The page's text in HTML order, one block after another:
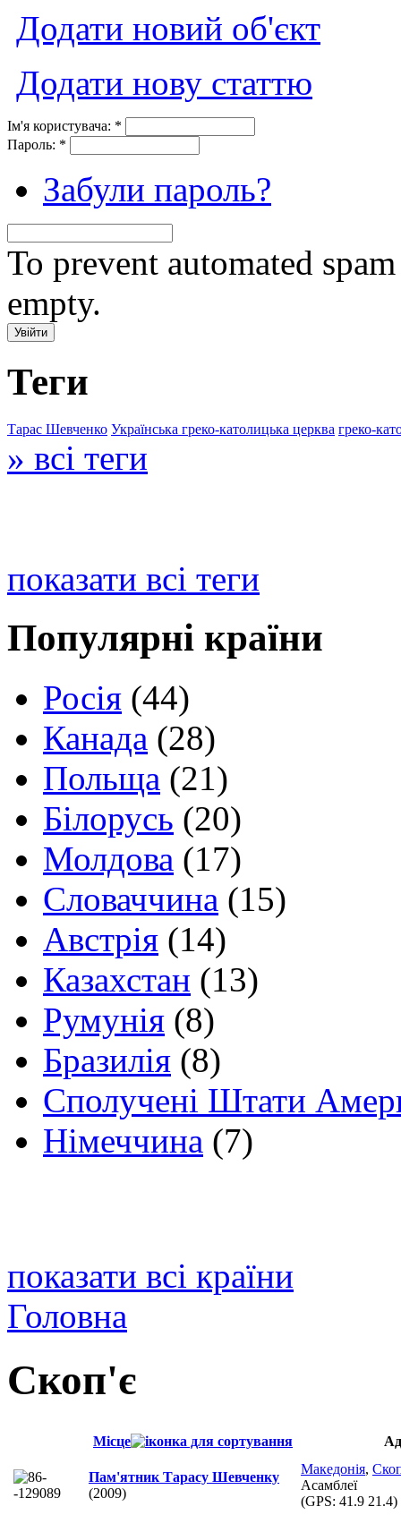
Додати новий об'єкт
Додати нову статтю
Ім'я користувача: *
Пароль: *
Забули пароль?
To prevent automated
empty.
Теги
Тарас Шевченко Українська греко-католицька церква греко-
» всі теги
показати всі теги
Популярні країни
Росія (44)
Канада (28)
Польща (21)
Білорусь (20)
Молдова (17)
Словаччина (15)
Австрія (14)
Казахстан (13)
Румунія (8)
Бразилія (8)
Сполучені Штати
Німеччина (7)
показати всі країни
Головна
Скоп'є
Місце
Пам'ятник Тарасу Шевченку
(2009)
Македонія,
Асамблеї
(GPS: 41.9 21.4)